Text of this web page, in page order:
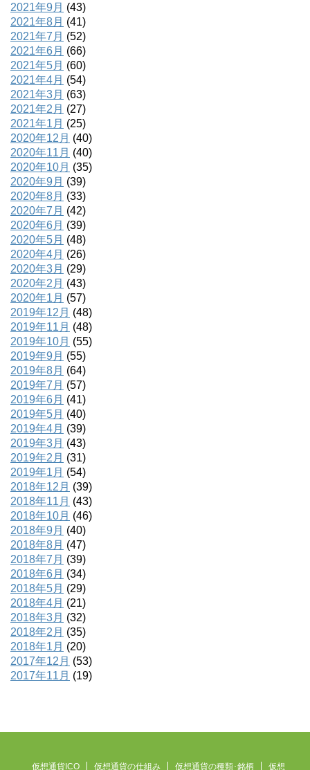
2021年9月 (43)
2021年8月 (41)
2021年7月 (52)
2021年6月 (66)
2021年5月 (60)
2021年4月 (54)
2021年3月 (63)
2021年2月 (27)
2021年1月 (25)
2020年12月 (40)
2020年11月 (40)
2020年10月 (35)
2020年9月 (39)
2020年8月 (33)
2020年7月 (42)
2020年6月 (39)
2020年5月 (48)
2020年4月 (26)
2020年3月 (29)
2020年2月 (43)
2020年1月 (57)
2019年12月 (48)
2019年11月 (48)
2019年10月 (55)
2019年9月 (55)
2019年8月 (64)
2019年7月 (57)
2019年6月 (41)
2019年5月 (40)
2019年4月 (39)
2019年3月 (43)
2019年2月 (31)
2019年1月 (54)
2018年12月 (39)
2018年11月 (43)
2018年10月 (46)
2018年9月 (40)
2018年8月 (47)
2018年7月 (39)
2018年6月 (34)
2018年5月 (29)
2018年4月 (21)
2018年3月 (32)
2018年2月 (35)
2018年1月 (20)
2017年12月 (53)
2017年11月 (19)
仮想通貨ICO 仮想通貨の仕組み 仮想通貨の種類･銘柄 仮想